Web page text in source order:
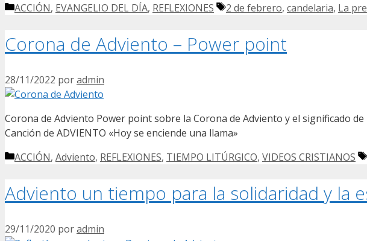
Categorías
ACCIÓN, EVANGELIO DEL DÍA, REFLEXIONES Etiquetas
2 de febrero, candelaria, La
Corona de Adviento – Power point
28/11/2022 poradmin
Corona de Adviento Power point sobre la Corona de Adviento y el significado
Canción de ADVIENTO «Hoy se enciende una llama»
Categorías
ACCIÓN, Adviento, REFLEXIONES, TIEMPO LITÚRGICO, VIDEOS CRISTIANOS
Adviento un tiempo para la solidaridad y la
29/11/2020 poradmin